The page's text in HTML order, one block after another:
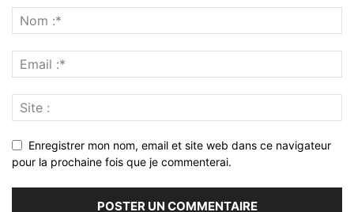
Enregistrer mon nom, email et site web dans ce navigateur
pour la prochaine fois que je commenterai.